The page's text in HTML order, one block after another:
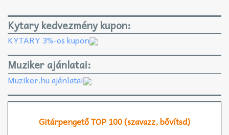
Kytary kedvezmény kupon:
KYTARY 3%-os kupon
Muziker ajánlatai:
Muziker.hu ajánlatai
Gitárpengető TOP 100 (szavazz, bővítsd)